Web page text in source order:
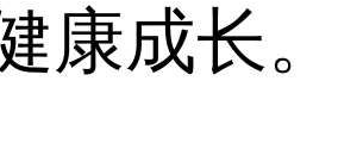
康成长。